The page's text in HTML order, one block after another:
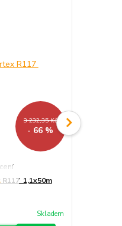
3 232,35 Kč
- 66 %
1,1x50m
Skladem